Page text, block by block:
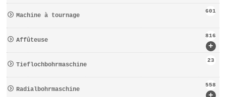
Machine à tournage
601
+
Affûteuse
816
Tieflochbohrmaschine
23
Radialbohrmaschine
558